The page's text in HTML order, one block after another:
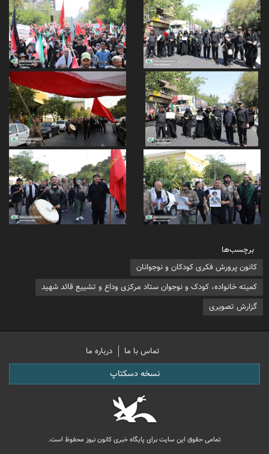
برچسب‌ها
کانون پرورش فکری کودکان و نوجوانان
کمیته خانواده، کودک و نوجوان ستاد مرکزی وداع و تشییع قائد شهید
گزارش تصویری
تماس با ما درباره ما
نسخه دسکتاپ
تمامی حقوق این سایت برای پایگاه خبری کانون نیوز محفوظ است.